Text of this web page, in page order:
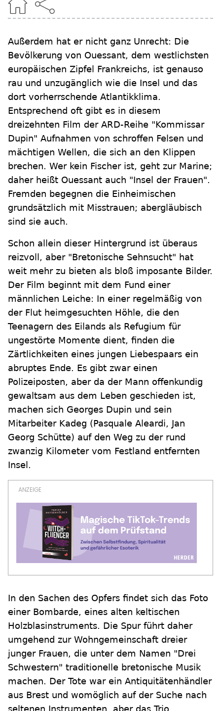
Außerdem hat er nicht ganz Unrecht: Die
Bevölkerung von Ouessant, dem westlichsten
europäischen Zipfel Frankreichs, ist genauso
rau und unzugänglich wie die Insel und das
dort vorherrschende Atlantikklima.
Entsprechend oft gibt es in diesem
dreizehnten Film der ARD-Reihe "Kommissar
Dupin" Aufnahmen von schroffen Felsen und
mächtigen Wellen, die sich an den Klippen
brechen. Wer kein Fischer ist, geht zur Marine;
daher heißt Ouessant auch "Insel der Frauen".
Fremden begegnen die Einheimischen
grundsätzlich mit Misstrauen; abergläubisch
sind sie auch.
Schon allein dieser Hintergrund ist überaus
reizvoll, aber "Bretonische Sehnsucht" hat
weit mehr zu bieten als bloß imposante Bilder.
Der Film beginnt mit dem Fund einer
männlichen Leiche: In einer regelmäßig von
der Flut heimgesuchten Höhle, die den
Teenagern des Eilands als Refugium für
ungestörte Momente dient, finden die
Zärtlichkeiten eines jungen Liebespaars ein
abruptes Ende. Es gibt zwar einen
Polizeiposten, aber da der Mann offenkundig
gewaltsam aus dem Leben geschieden ist,
machen sich Georges Dupin und sein
Mitarbeiter Kadeg (Pasquale Aleardi, Jan
Georg Schütte) auf den Weg zu der rund
zwanzig Kilometer vom Festland entfernten
Insel.
In den Sachen des Opfers findet sich das Foto
einer Bombarde, eines alten keltischen
Holzblasinstruments. Die Spur führt daher
umgehend zur Wohngemeinschaft dreier
junger Frauen, die unter dem Namen "Drei
Schwestern" traditionelle bretonische Musik
machen. Der Tote war ein Antiquitätenhändler
aus Brest und womöglich auf der Suche nach
seltenen Instrumenten, aber das Trio